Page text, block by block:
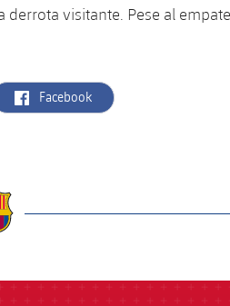
visitante. Pese al
label.aria.facebook
Facebook